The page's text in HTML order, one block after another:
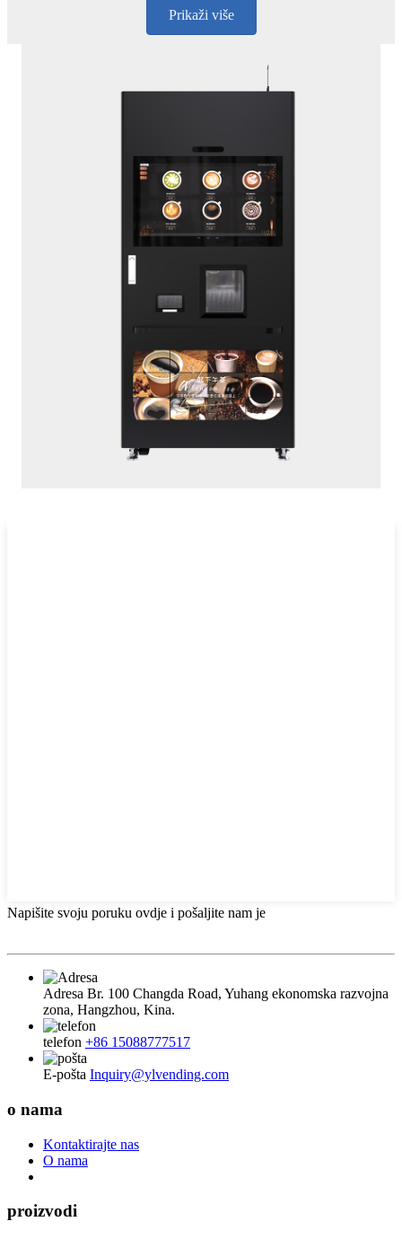
Prikaži više
Napišite svoju poruku ovdje i pošaljite nam je
Adresa Br. 100 Changda Road, Yuhang ekonomska razvojna
zona, Hangzhou, Kina.
telefon +86 15088777517
E-pošta Inquiry@ylvending.com
o nama
Kontaktirajte nas
O nama
proizvodi